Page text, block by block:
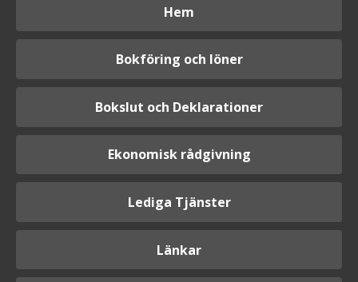
Hem
Bokföring och löner
Bokslut och Deklarationer
Ekonomisk rådgivning
Lediga Tjänster
Länkar